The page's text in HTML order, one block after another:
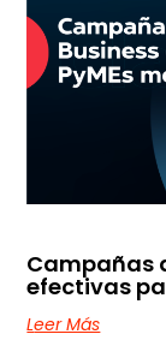
Campañas
efectivas
Leer Más